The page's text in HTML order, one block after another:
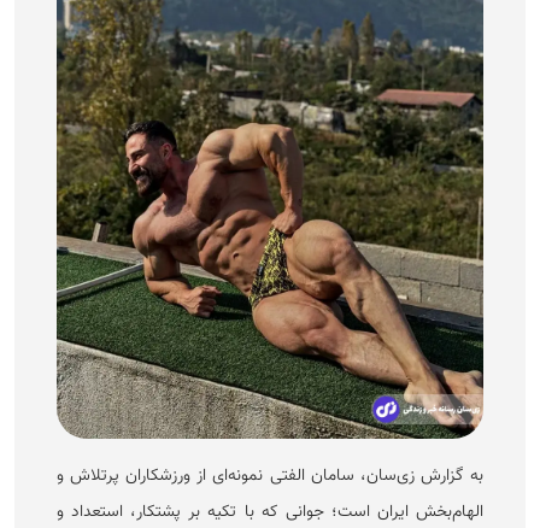
به گزارش زی‌سان، سامان الفتی نمونه‌ای از ورزشکاران پرتلاش و
الهام‌بخش ایران است؛ جوانی که با تکیه بر پشتکار، استعداد و